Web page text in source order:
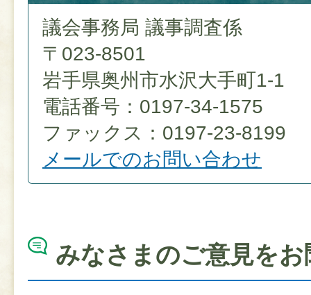
議会事務局 議事調査係
〒023-8501
岩手県奥州市水沢大手町1-1
電話番号：0197-34-1575
ファックス：0197-23-8199
メールでのお問い合わせ
みなさまのご意見を